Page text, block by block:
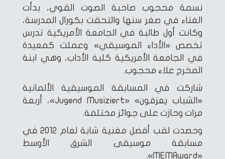
نسمة محجوب صاحبة الصوت القوي، بدأت
الغناء في صغر سنها والتحقت بكورال المدرسة،
وكانت أول طالبة في الجامعة الأمريكية تدرس
تخصص «الأداء الموسيقي» وعملت كمعيدة
في الجامعة الأمريكية كلية الأداب، وهي ابنة
المخرج علاء محجوب.
شاركت في المسابقة الموسيقية الألمانية
«الشباب يعزفون» «Jugend Musiziert»، أربعة
مرات وحازت على جوائز مختلفة.
وحصدت لقب أفضل مغنية شابة لعام 2012 في
مسابقة موسيقى الشرق الأوسط
«MEMAward».